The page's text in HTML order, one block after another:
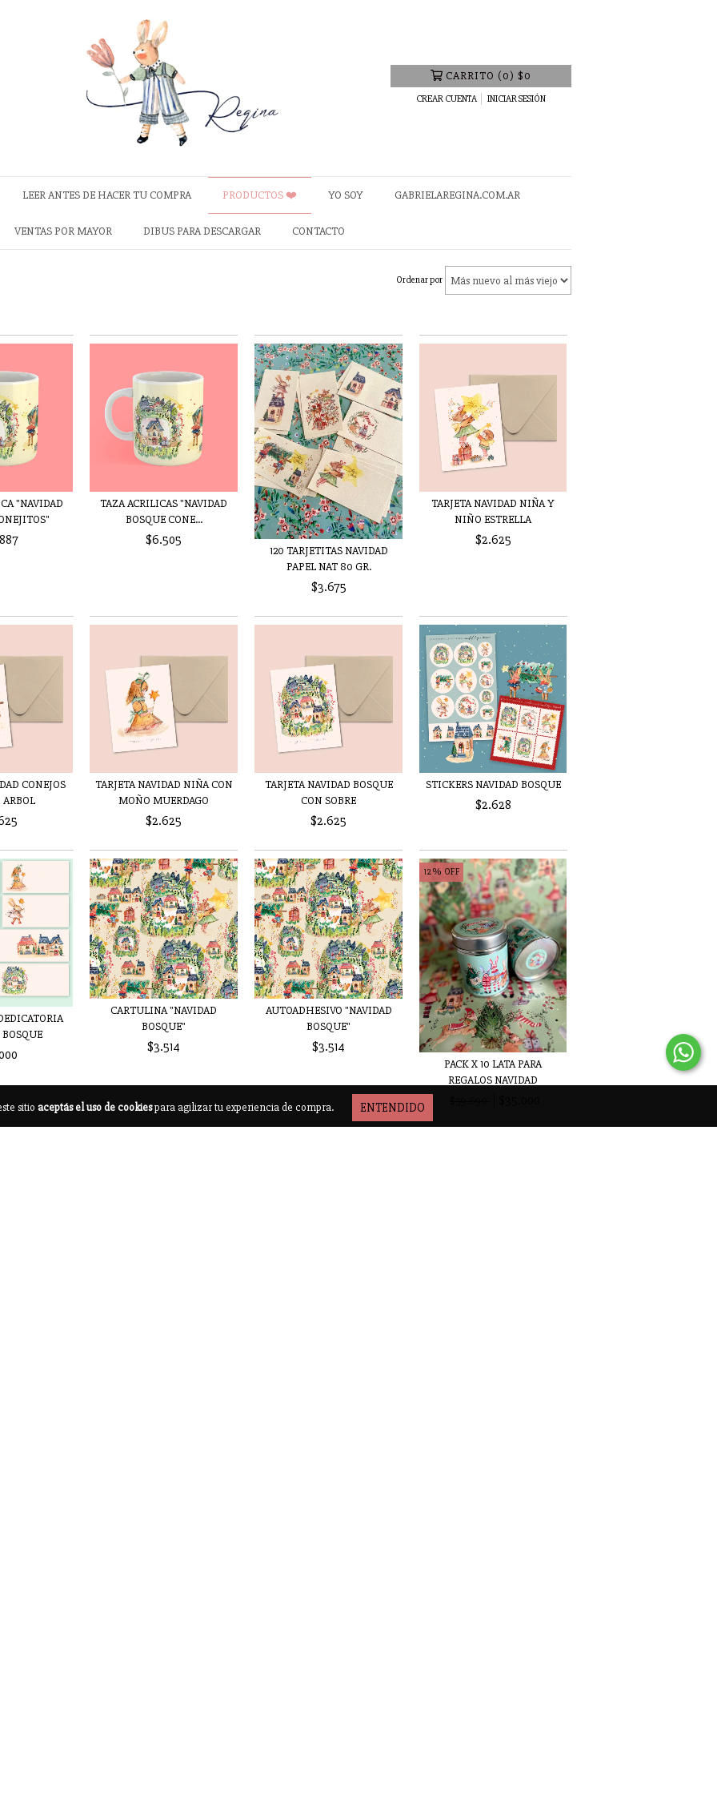
sitio aceptás el uso de cookiespara agilizar tu experiencia de compra. ENTENDIDO
CARRITO (0) $0
CREAR CUENTA INICIAR SESIÓN
LEER ANTES DE HACER TU COMPRA PRODUCTOS ❤️ YO SOY GABRIELAREGINA.COM.AR
VENTAS POR MAYOR DIBUS PARA DESCARGAR CONTACTO
Ordenar por
"NAVIDAD
TAZA ACRILICAS "NAVIDAD
BOSQUE CONE...
$6.505
120 TARJETITAS NAVIDAD
PAPEL NAT 80 GR.
$3.675
TARJETA NAVIDAD NIÑA Y
NIÑO ESTRELLA
$2.625
CONEJOS
ARBOL
TARJETA NAVIDAD NIÑA CON
MOÑO MUERDAGO
$2.625
TARJETA NAVIDAD BOSQUE
CON SOBRE
$2.625
STICKERS NAVIDAD BOSQUE
$2.628
CARTULINA "NAVIDAD
BOSQUE"
$3.514
AUTOADHESIVO "NAVIDAD
BOSQUE"
$3.514
12% OFF
PACK X 10 LATA PARA
REGALOS NAVIDAD